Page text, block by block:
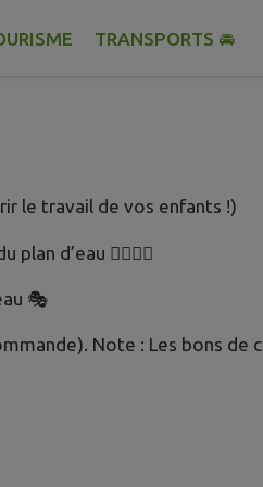
TRANSPORTS 🚘
le travail de vos enfants !)
d’eau 🚶‍♂️🚶‍♀️
🎭
Note : Les bons de